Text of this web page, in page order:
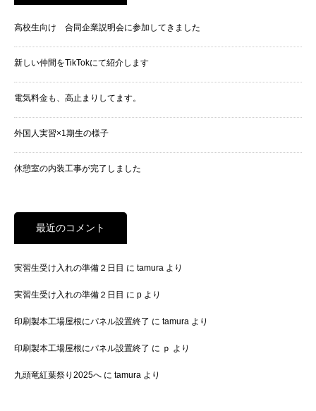
高校生向け 合同企業説明会に参加してきました
新しい仲間をTikTokにて紹介します
電気料金も、高止まりしてます。
外国人実習×1期生の様子
休憩室の内装工事が完了しました
最近のコメント
実習生受け入れの準備２日目 に tamura より
実習生受け入れの準備２日目 に p より
印刷製本工場屋根にパネル設置終了 に tamura より
印刷製本工場屋根にパネル設置終了 に ｐ より
九頭竜紅葉祭り2025へ に tamura より